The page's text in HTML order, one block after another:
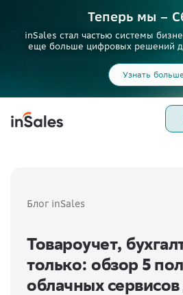
Теперь мы –
inSales стал частью системы
еще больше цифровых решений
Узнать
Блог inSales
Товароучет,
только: обзор 5
облачных